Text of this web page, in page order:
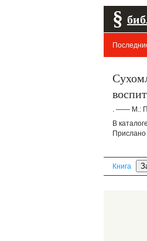
§
. —— М.:
В
Прислано
Книга